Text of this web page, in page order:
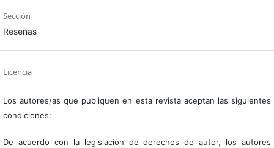
Sección
Reseñas
Licencia
Los autores/as que publiquen en esta revista aceptan las siguientes
condiciones:
De acuerdo con la legislación de derechos de autor, los autores